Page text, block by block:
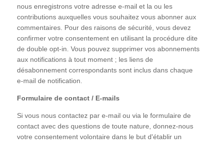
nous enregistrons votre adresse e-mail et la ou les
contributions auxquelles vous souhaitez vous abonner aux
commentaires. Pour des raisons de sécurité, vous devez
confirmer votre consentement en utilisant la procédure dite
de double opt-in. Vous pouvez supprimer vos abonnements
aux notifications à tout moment ; les liens de
désabonnement correspondants sont inclus dans chaque
e-mail de notification.
Formulaire de contact / E-mails
Si vous nous contactez par e-mail ou via le formulaire de
contact avec des questions de toute nature, donnez-nous
votre consentement volontaire dans le but d'établir un